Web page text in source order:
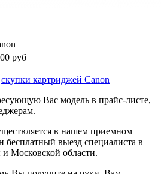
руб
скупки картриджей Canon
Вас модель в прайс-листе,
в нашем приемном
бесплатный выезд специалиста в
Московской области.